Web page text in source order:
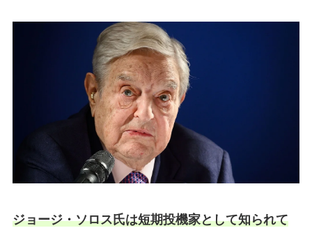
ジョージ・ソロス氏は短期投機家として知られて